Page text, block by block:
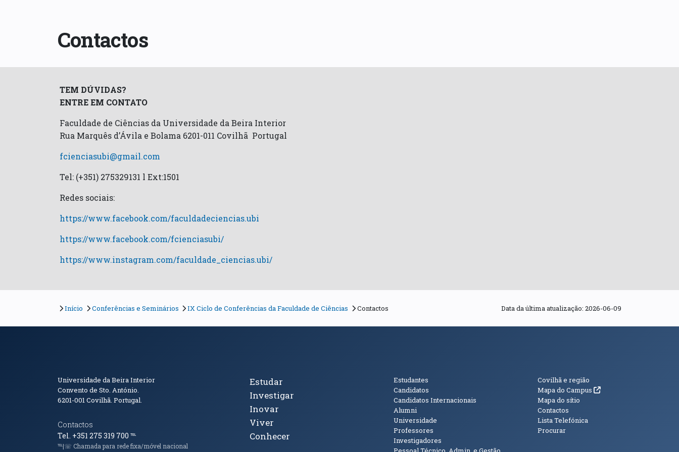
Contactos
TEM DÚVIDAS?
ENTRE EM CONTATO
Faculdade de Ciências da Universidade da Beira Interior
Rua Marquês d’Ávila e Bolama 6201-011 Covilhã Portugal
fcienciasubi@gmail.com
Tel: (+351) 275329131 l Ext:1501
Redes sociais:
https://www.facebook.com/faculdadeciencias.ubi
https://www.facebook.com/fcienciasubi/
https://www.instagram.com/faculdade_ciencias.ubi/
Início Conferências e Seminários IX Ciclo de Conferências da Faculdade de Ciências Contactos Data da última atualização: 2026-06-09
Informações de Contacto
Universidade da Beira Interior
Convento de Sto. António.
6201-001Covilhã. Portugal.
Contactos
Tel. +351 275 319 700 ℡
℡|☏ Chamada para rede fixa/móvel nacional
Tópicos Principais
Estudar
Investigar
Inovar
Viver
Conhecer
Públicos
Estudantes
Candidatos
Candidatos Internacionais
Alumni
Universidade
Professores
Investigadores
Informações
Covilhã e região
Mapa do Campus (abre em nova janela)
Mapa do sítio
Contactos
Lista Telefónica
Procurar